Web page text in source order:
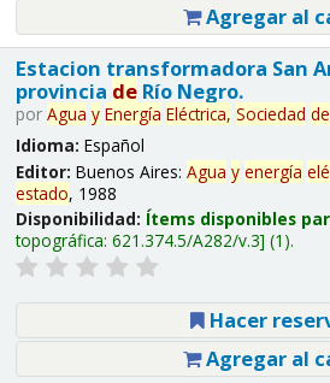
Agregar al
Estacion transformadora San
provincia deRío Negro.
por Agua y Energía Eléctrica, Sociedad de
Idioma: Español
Editor: Buenos Aires: Agua y energía
estado, 1988
Disponibilidad: Ítems disponibles
topográfica: 621.374.5/A282/v.3 (1).
Hacer
Agregar al